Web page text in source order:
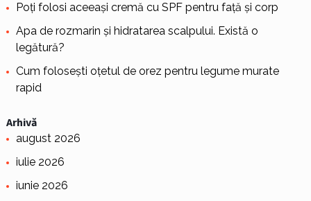
Poți folosi aceeași cremă cu SPF pentru față și corp
Apa de rozmarin și hidratarea scalpului. Există o
legătură?
Cum folosești oțetul de orez pentru legume murate
rapid
Arhivă
august 2026
iulie 2026
iunie 2026